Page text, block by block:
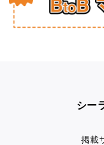
シー
掲載